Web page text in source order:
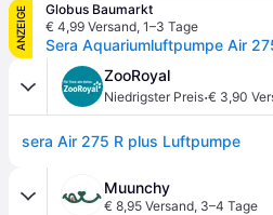
ANZEIGE
Globus Baumarkt
€ 4,99 Versand, 1–3 Tage
Sera Aquariumluftpumpe Air
ZooRoyal
Niedrigster Preis·€ 3,90
sera Air 275 R plus Luftpumpe
Muunchy
€ 8,95 Versand, 3–4 Tage